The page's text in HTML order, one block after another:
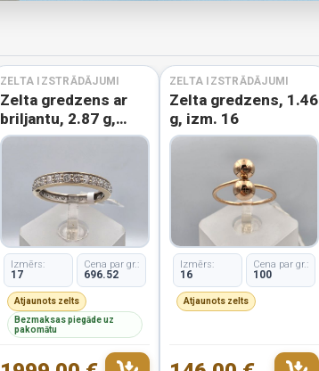
ZELTA IZSTRĀDĀJUMI
Zelta gredzens ar
briljantu, 2.87 g,
izm. 17
Izmērs:
17
Cena par gr.:
696.52
Atjaunots zelts
Bezmaksas piegāde uz
pakomātu
ZELTA IZSTRĀDĀJUMI
Zelta gredzens, 1.46
g, izm. 16
Izmērs:
16
Cena par gr.:
100
Atjaunots zelts